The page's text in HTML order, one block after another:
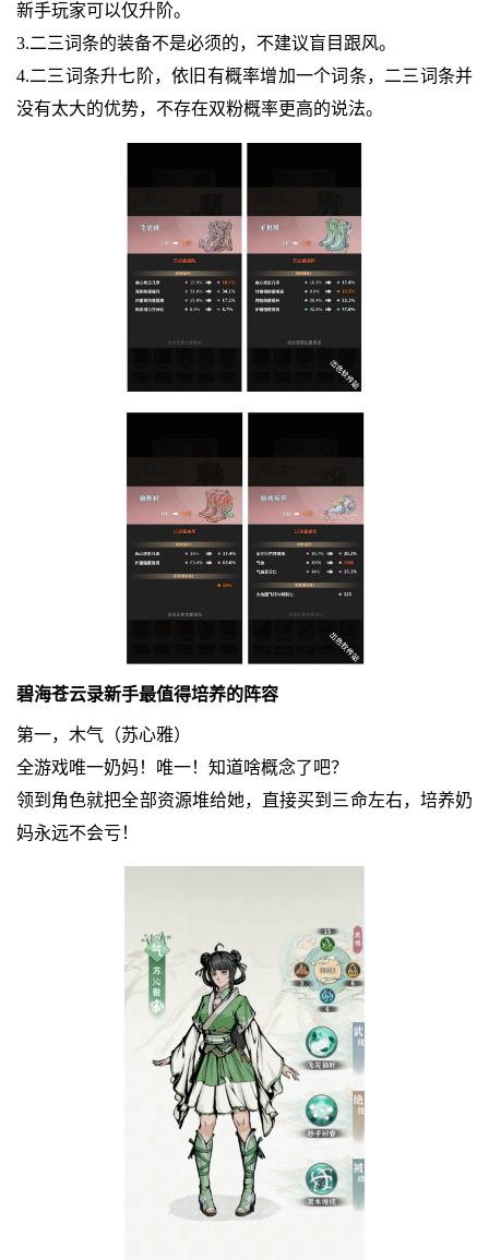
新手玩家可以仅升阶。
3.二三词条的装备不是必须的，不建议盲目跟风。
4.二三词条升七阶，依旧有概率增加一个词条，二三词条并
没有太大的优势，不存在双粉概率更高的说法。
碧海苍云录新手最值得培养的阵容
第一，木气（苏心雅）
全游戏唯一奶妈！唯一！知道啥概念了吧？
领到角色就把全部资源堆给她，直接买到三命左右，培养奶
妈永远不会亏！